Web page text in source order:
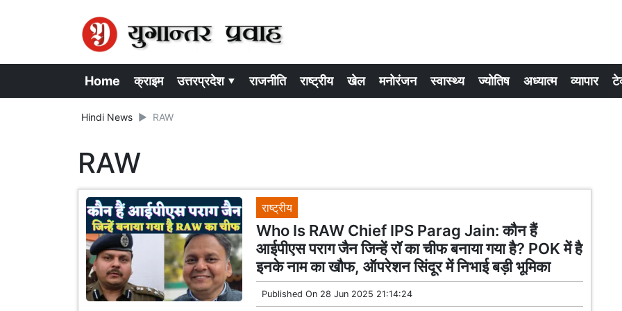
Home क्राइम उत्तरप्रदेश ▾ राजनीति राष्ट्रीय खेल मनोरंजन स्वास्थ्य ज्योतिष अध्यात्म व्यापार
Hindi News RAW
RAW
राष्ट्रीय
Who Is RAW Chief IPS Parag Jain: कौन हैं
आईपीएस पराग जैन जिन्हें रॉ का चीफ बनाया गया है? POK में है
इनके नाम का खौफ, ऑपरेशन सिंदूर में निभाई बड़ी भूमिका
Published On 28 Jun 2025 21:14:24